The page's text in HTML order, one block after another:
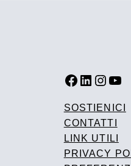
FACEBOOK LINKEDIN INSTAGRAM YOUTUBE
SOSTIENICI
CONTATTI
LINK UTILI
PRIVACY